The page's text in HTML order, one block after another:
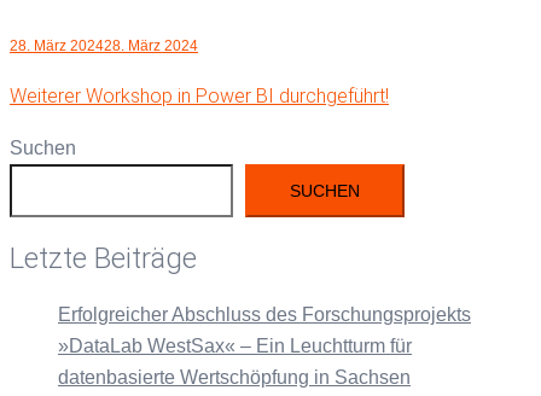
28. März 202428. März 2024
Weiterer Workshop in Power BI durchgeführt!
Suchen
SUCHEN
Letzte Beiträge
Erfolgreicher Abschluss des Forschungsprojekts
»DataLab WestSax« – Ein Leuchtturm für
datenbasierte Wertschöpfung in Sachsen